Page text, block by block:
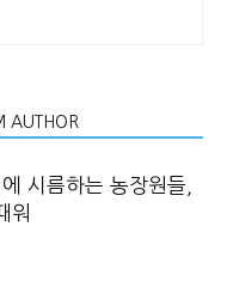
AUTHOR
시름하는 농장원들,
워